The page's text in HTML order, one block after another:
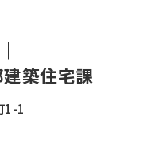
築住宅課
1-1